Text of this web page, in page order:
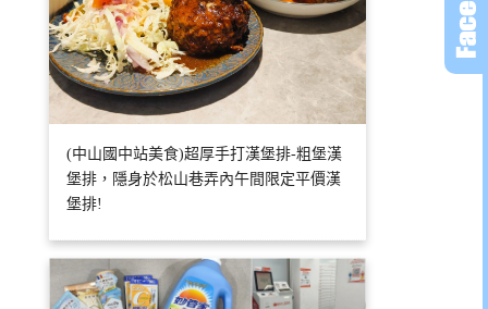
(中山國中站美食)超厚手打漢堡排-粗堡漢
堡排，隱身於松山巷弄內午間限定平價漢
堡排!